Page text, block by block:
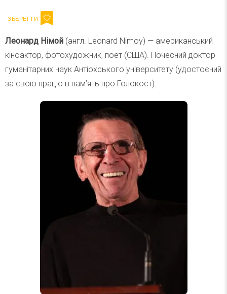
Леонард Німой (англ. Leonard Nimoy) — американський
кіноактор, фотохудожник, поет (США). Почесний доктор
гуманітарних наук Антіохського університету (удостоєний
за свою працю в пам’ять про Голокост).